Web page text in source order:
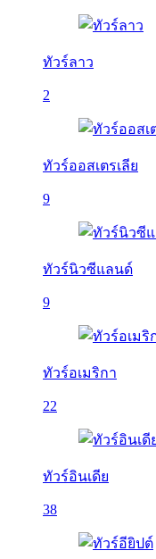
ทัวร์ลาว
2
ทัวร์ออสเตรเลีย
9
ทัวร์นิวซีแลนด์
9
ทัวร์อเมริกา
22
ทัวร์อินเดีย
38